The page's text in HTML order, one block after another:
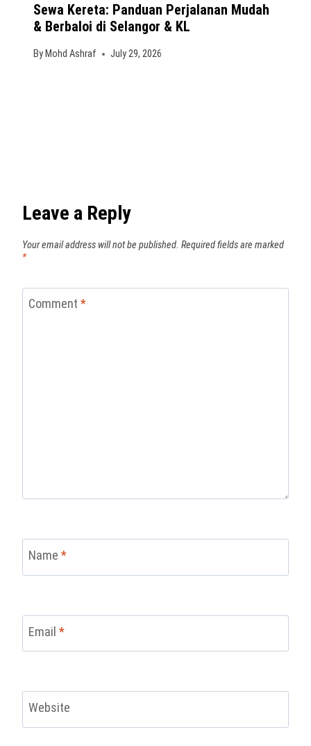
Sewa Kereta: Panduan Perjalanan Mudah
& Berbaloi di Selangor & KL
By Mohd Ashraf July 29, 2026
Leave a Reply
Your email address will not be published. Required fields are marked
*
Comment *
Name *
Email *
Website